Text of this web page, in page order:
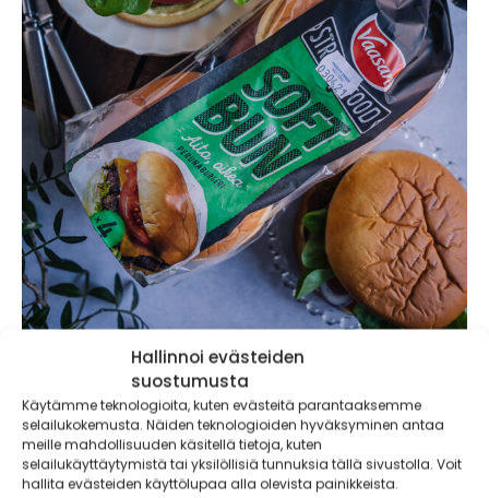
Hallinnoi evästeiden
suostumusta
Käytämme teknologioita, kuten evästeitä parantaaksemme
selailukokemusta. Näiden teknologioiden hyväksyminen antaa
meille mahdollisuuden käsitellä tietoja, kuten
selailukäyttäytymistä tai yksilöllisiä tunnuksia tällä sivustolla. Voit
hallita evästeiden käyttölupaa alla olevista painikkeista.
Tällä kertaa kurkuma pääsee pehmeän
perunasämpylän väliin yhdessä bataatista ja
mustapavuista taputeltujen kasvispihvien kanssa.
Vaasan Soft Bun perunaburgeriton leivottu aidon
amerikkalaisen reseptin mukaan. Peruna tekee